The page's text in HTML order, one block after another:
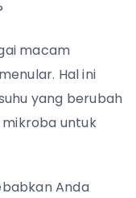
macam
Hal ini
yang berubah
untuk
Anda